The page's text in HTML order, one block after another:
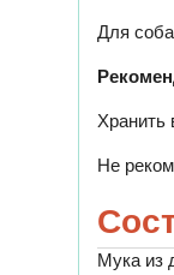
Для
Хранить
Не
Мука из